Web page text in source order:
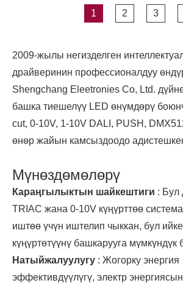
1 2 3
2009-жылы негизделген
драйверинин профессионалдуу
Shengchang Eleetronies Co, Ltd.
башка тиешелүү LED өнүмдөрү
cut, 0-10V, 1-10V DALI, PUSH,
өнөр жайын камсыздоодо
Мүнөздөмөлөрү
Караңгылыктын шайкештиги : Бул
TRIAC жана 0-10V күңүрттөө
иштөө үчүн иштелип чыккан, бул
күңүртөтүүнү башкарууга мүмкүндүк
Натыйжалуулугу : Жогорку энергия
эффективдүүлүгү, электр